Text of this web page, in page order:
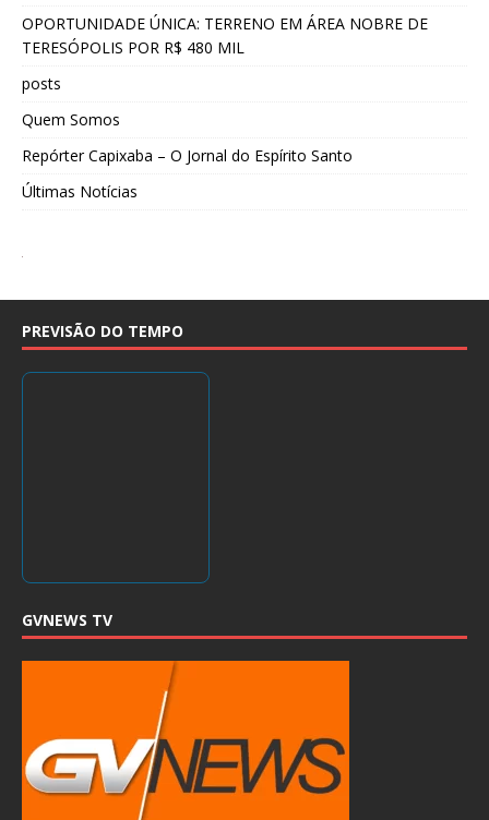
OPORTUNIDADE ÚNICA: TERRENO EM ÁREA NOBRE DE
TERESÓPOLIS POR R$ 480 MIL
posts
Quem Somos
Repórter Capixaba – O Jornal do Espírito Santo
Últimas Notícias
PREVISÃO DO TEMPO
GVNEWS TV